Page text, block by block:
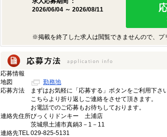
2026/06/04 ～ 2026/08/11
※掲載を終了した求人は閲覧できませんので、プ
応募情報
地図
勤務地
応募方法
まずはお気軽に「応募する」ボタンをご利用下さい
こちらより折り返しご連絡をさせて頂きます。
お電話でのご応募もお待ちしております。
連絡先住所びっくりドンキー 土浦店
茨城県土浦市真鍋3－1－11
連絡先TEL029-825-5131